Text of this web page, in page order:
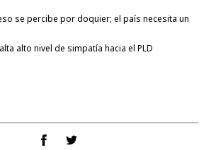
se percibe por doquier; el país necesita un
alto nivel de simpatía hacia el PLD